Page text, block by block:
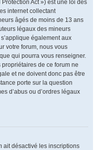
Act ») est une loi des
internet collectant
âgés de moins de 13 ans
légaux des mineurs
également aux
votre forum, nous vous
qui pourra vous renseigner.
de ce forum ne
et ne doivent donc pas être
porte sur la question
d’abus ou d’ordres légaux
ait désactivé les inscriptions